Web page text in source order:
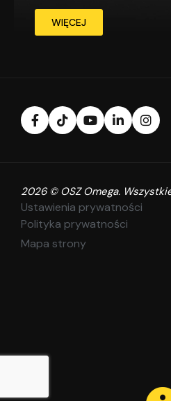
WIĘCEJ
2026 © OSZ Omega.
Ustawienia prywatności
Polityka prywatności
Mapa strony